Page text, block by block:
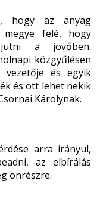
hogy az anyag
felé, hogy
a jövőben.
közgyűlésen
és egyik
és ott lehet nekik
Károlynak.
arra irányul,
az elbírálás
önrészre.